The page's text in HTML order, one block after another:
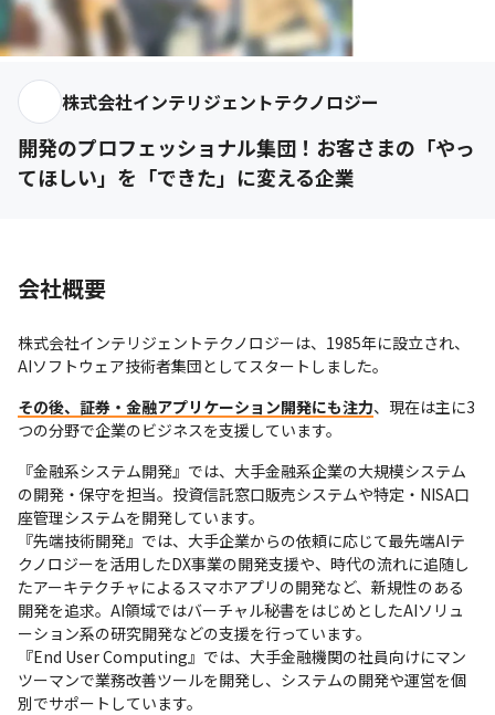
株式会社インテリジェントテクノロジー
開発のプロフェッショナル集団！お客さまの「やっ
てほしい」を「できた」に変える企業
会社概要
株式会社インテリジェントテクノロジーは、1985年に設立され、
AIソフトウェア技術者集団としてスタートしました。
その後、証券・金融アプリケーション開発にも注力、現在は主に3
つの分野で企業のビジネスを支援しています。
『金融系システム開発』では、大手金融系企業の大規模システム
の開発・保守を担当。投資信託窓口販売システムや特定・NISA口
座管理システムを開発しています。
『先端技術開発』では、大手企業からの依頼に応じて最先端AIテ
クノロジーを活用したDX事業の開発支援や、時代の流れに追随し
たアーキテクチャによるスマホアプリの開発など、新規性のある
開発を追求。AI領域ではバーチャル秘書をはじめとしたAIソリュ
ーション系の研究開発などの支援を行っています。
『End User Computing』では、大手金融機関の社員向けにマン
ツーマンで業務改善ツールを開発し、システムの開発や運営を個
別でサポートしています。